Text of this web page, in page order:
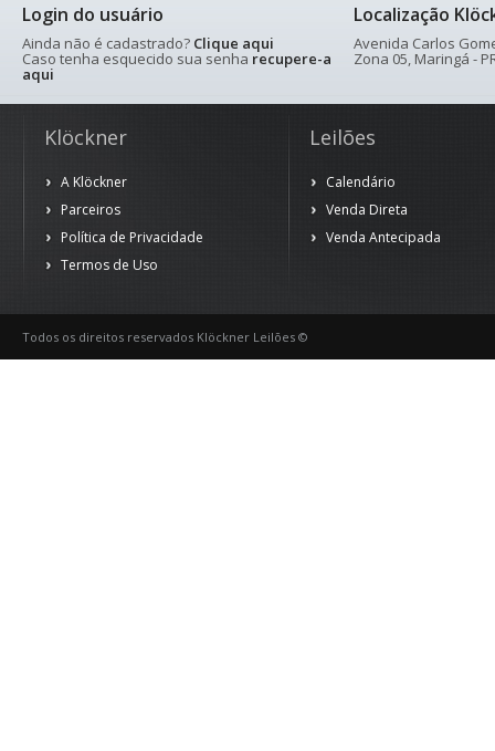
Login do usuário
Ainda não é cadastrado? Clique aqui
Caso tenha esquecido sua senha recupere-a
aqui
Localização
Avenida Carlos
Zona 05, Maringá -
Klöckner
A Klöckner
Parceiros
Política de Privacidade
Termos de Uso
Leilões
Calendário
Venda Direta
Venda Antecipada
Todos os direitos reservados Klöckner Leilões ©